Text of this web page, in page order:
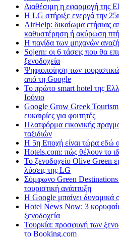
Διαθέσιμη η εφαρμογή της
Η LG στήριξε ενεργά την
AirHelp: δικαίωμα ετήσιας
καθυστέρηση ή ακύρωση
Η παγίδα των μηχανών
Sojern: οι 6 τάσεις που θα
ξενοδοχεία
Ψηφιοποίηση των
από τη Google
Το πρώτο smart hotel της
Ιούνιο
Google Grow Greek Tourism
ευκαιρίες για φοιτητές
Πλατφόρμα εικονικής
ταξιδιών
Η 5η Εποχή είναι τώρα εδώ
Hotels.com: πώς θέλουν το
To ξενοδοχείο Olive Green
λύσεις της LG
Σύμφωνο Green Destinations
τουριστική ανάπτυξη
H Google μπαίνει δυναμικά
Hotel News Now: 3
ξενοδοχεία
Τουρκία: προσφυγή των
το Booking.com